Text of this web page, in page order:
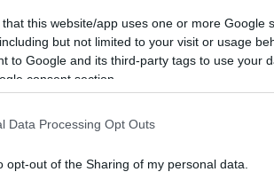
that this website/app uses one or more Google
but not limited to your visit or usage
to Google and its third-party tags to use your
consent section.
Data Processing Opt Outs
opt-out of the Sharing of my personal data.
Foto: FB/Hotel
dass sie sich dem diesjährigen
Zimmer mit Halbpension
kann zwischen 1. April
Wochenendaufenthalt kostet